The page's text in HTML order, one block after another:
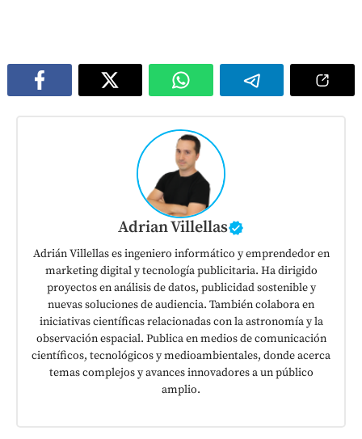
Adrian Villellas
Adrián Villellas es ingeniero informático y emprendedor en
marketing digital y tecnología publicitaria. Ha dirigido
proyectos en análisis de datos, publicidad sostenible y
nuevas soluciones de audiencia. También colabora en
iniciativas científicas relacionadas con la astronomía y la
observación espacial. Publica en medios de comunicación
científicos, tecnológicos y medioambientales, donde acerca
temas complejos y avances innovadores a un público
amplio.